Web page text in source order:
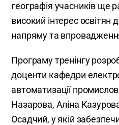
географія учасників ще
високий інтерес освітян
напряму та
Програму тренінгу
доценти кафедри
автоматизації
Назарова, Аліна
Осадчий, у якій